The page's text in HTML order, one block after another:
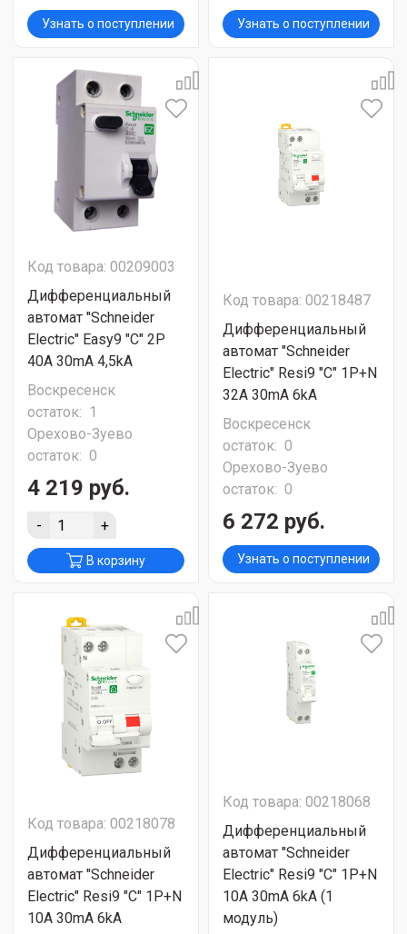
Узнать о поступлении Узнать о поступлении
Код товара: 00209003
Дифференциальный
автомат "Schneider
Electric" Easy9 "C" 2P
40A 30mA 4,5kA
Воскресенск
остаток: 1
Орехово-Зуево
остаток: 0
4 219 руб.
- +
В корзину
Код товара: 00218487
Дифференциальный
автомат "Schneider
Electric" Resi9 "C" 1P+N
32A 30mA 6kA
Воскресенск
остаток: 0
Орехово-Зуево
остаток: 0
6 272 руб.
Узнать о поступлении
Код товара: 00218078
Дифференциальный
автомат "Schneider
Electric" Resi9 "C" 1P+N
10A 30mA 6kA
Код товара: 00218068
Дифференциальный
автомат "Schneider
Electric" Resi9 "C" 1P+N
10A 30mA 6kA (1
модуль)